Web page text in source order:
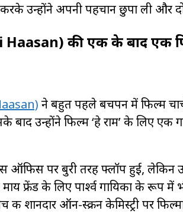
करके उन्होंने अपनी पहचान छुपा ली और
Haasan) की एकके बाद एक
ने बहुत पहले बचपन में फिल्म
बाद उन्होंने फिल्म ‘हे राम’ के लिए एक
ऑफिस पर बुरी तरह फ्लॉप हुई, लेकिन
फ्रेंड के लिए पार्श्व गायिका के रूप में
की शानदार ऑन-स्क्रीन केमिस्ट्री पर